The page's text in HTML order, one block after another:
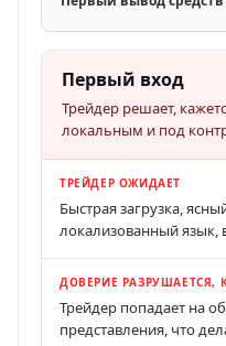
Первый вход
Трейдер решает,
локальным и под
ТРЕЙДЕР ОЖИДАЕТ
Быстрая загрузка,
локализованный язык,
ДОВЕРИЕ РАЗРУШАЕТСЯ,
Трейдер попадает на
представления, что